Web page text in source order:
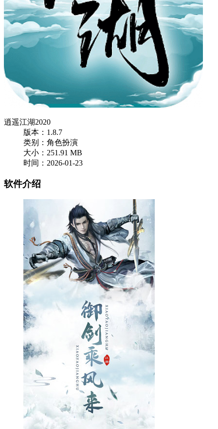
逍遥江湖2020
版本：1.8.7
类别：角色扮演
大小：251.91 MB
时间：2026-01-23
软件介绍